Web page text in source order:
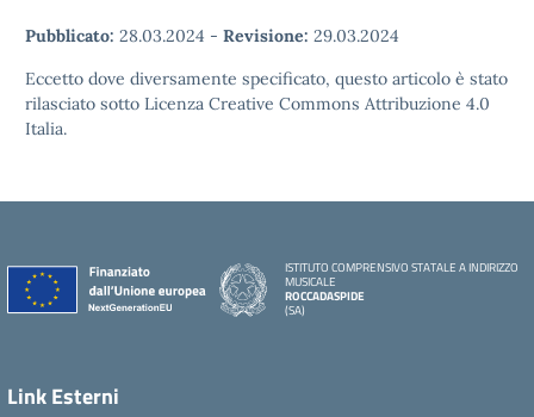
Pubblicato: 28.03.2024 - Revisione: 29.03.2024
Eccetto dove diversamente specificato, questo articolo è stato
rilasciato sotto Licenza Creative Commons Attribuzione 4.0
Italia.
ISTITUTO COMPRENSIVO STATALE A INDIRIZZO
MUSICALE
ROCCADASPIDE
(SA)
Link Esterni